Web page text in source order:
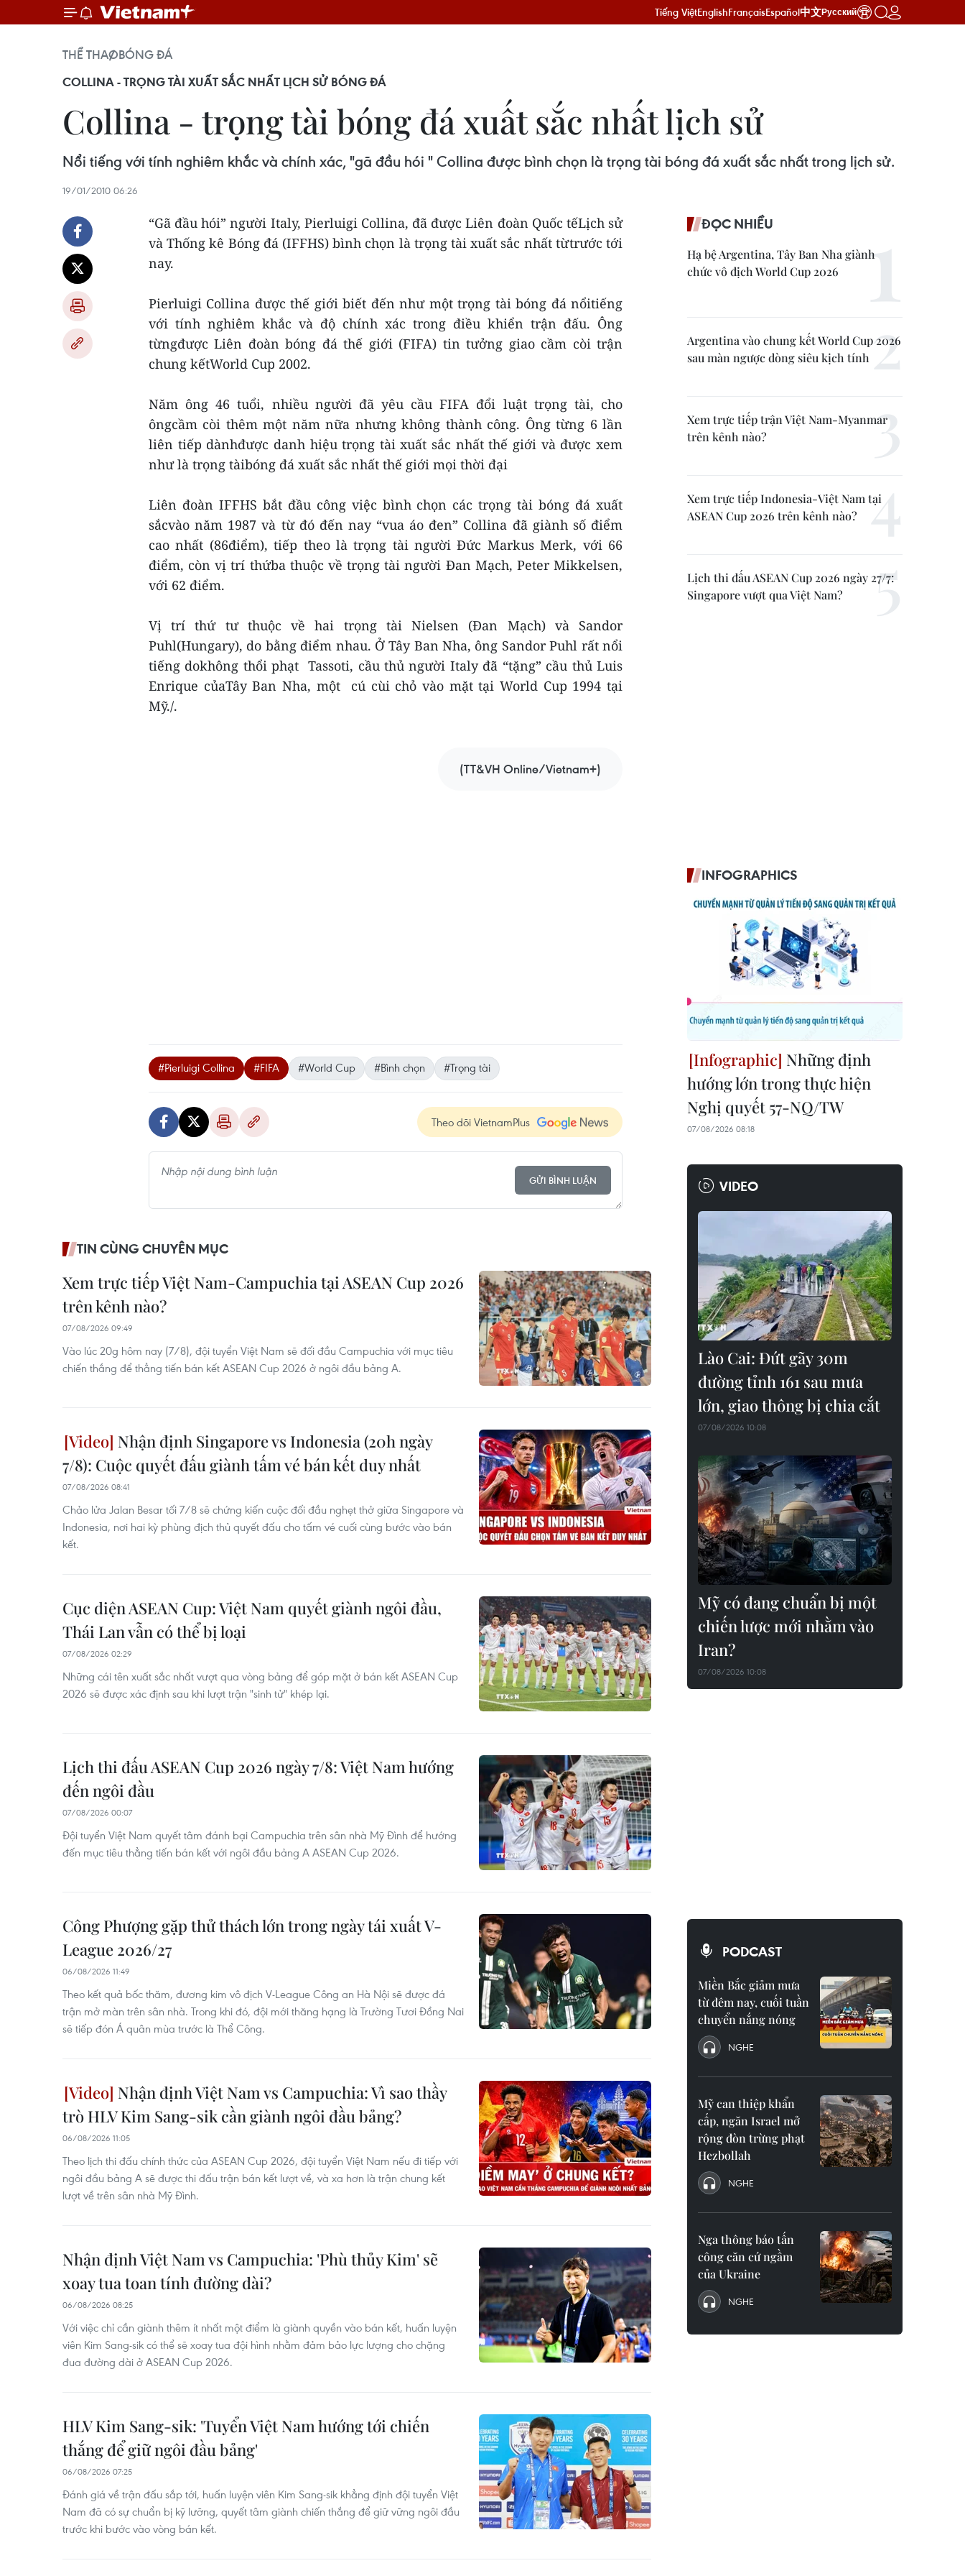
Tiếng ViệtEnglishFrançaisEspañol中文Русский
THỂ THAOBÓNG ĐÁ
COLLINA - TRỌNG TÀI XUẤT SẮC NHẤT LỊCH SỬ BÓNG ĐÁ
Collina - trọng tài bóng đá xuất sắc nhất lịch sử
Nổi tiếng với tính nghiêm khắc và chính xác, "gã đầu hói " Collina được bình chọn là trọng tài bóng đá xuất sắc nhất trong lịch sử.
19/01/2010 06:26
“Gã đầu hói” người Italy, Pierluigi Collina, đã được Liên đoàn Quốc tếLịch sử
và Thống kê Bóng đá (IFFHS) bình chọn là trọng tài xuất sắc nhất từtrước tới
nay.
Pierluigi Collina được thế giới biết đến như một trọng tài bóng đá nổitiếng
với tính nghiêm khắc và độ chính xác trong điều khiển trận đấu. Ông
từngđược Liên đoàn bóng đá thế giới (FIFA) tin tưởng giao cầm còi trận
chung kếtWorld Cup 2002.
Năm ông 46 tuổi, nhiều người đã yêu cầu FIFA đổi luật trọng tài, cho
ôngcầm còi thêm một năm nữa nhưng không thành công. Ông từng 6 lần
liên tiếp dànhđược danh hiệu trọng tài xuất sắc nhất thế giới và được xem
như là trọng tàibóng đá xuất sắc nhất thế giới mọi thời đại
Liên đoàn IFFHS bắt đầu công việc bình chọn các trọng tài bóng đá xuất
sắcvào năm 1987 và từ đó đến nay “vua áo đen” Collina đã giành số điểm
cao nhất (86điểm), tiếp theo là trọng tài người Đức Markus Merk, với 66
điểm, còn vị trí thứba thuộc về trọng tài người Đan Mạch, Peter Mikkelsen,
với 62 điểm.
Vị trí thứ tư thuộc về hai trọng tài Nielsen (Đan Mạch) và Sandor
Puhl(Hungary), do bằng điểm nhau. Ở Tây Ban Nha, ông Sandor Puhl rất nổi
tiếng dokhông thổi phạt Tassoti, cầu thủ người Italy đã “tặng” cầu thủ Luis
Enrique củaTây Ban Nha, một cú cùi chỏ vào mặt tại World Cup 1994 tại
Mỹ./.
(TT&VH Online/Vietnam+)
#Pierluigi Collina #FIFA #World Cup #Bình chọn #Trọng tài
Theo dõi VietnamPlus
GỬI BÌNH LUẬN
TIN CÙNG CHUYÊN MỤC
Xem trực tiếp Việt Nam-Campuchia tại ASEAN Cup 2026
trên kênh nào?
07/08/2026 09:49
Vào lúc 20g hôm nay (7/8), đội tuyển Việt Nam sẽ đối đầu Campuchia với mục tiêu
chiến thắng để thẳng tiến bán kết ASEAN Cup 2026 ở ngôi đầu bảng A.
Nhận định Singapore vs Indonesia (20h ngày
7/8): Cuộc quyết đấu giành tấm vé bán kết duy nhất
07/08/2026 08:41
Chảo lửa Jalan Besar tối 7/8 sẽ chứng kiến cuộc đối đầu nghẹt thở giữa Singapore và
Indonesia, nơi hai kỳ phùng địch thủ quyết đấu cho tấm vé cuối cùng bước vào bán
kết.
Cục diện ASEAN Cup: Việt Nam quyết giành ngôi đầu,
Thái Lan vẫn có thể bị loại
07/08/2026 02:29
Những cái tên xuất sắc nhất vượt qua vòng bảng để góp mặt ở bán kết ASEAN Cup
2026 sẽ được xác định sau khi lượt trận "sinh tử" khép lại.
Lịch thi đấu ASEAN Cup 2026 ngày 7/8: Việt Nam hướng
đến ngôi đầu
07/08/2026 00:07
Đội tuyển Việt Nam quyết tâm đánh bại Campuchia trên sân nhà Mỹ Đình để hướng
đến mục tiêu thẳng tiến bán kết với ngôi đầu bảng A ASEAN Cup 2026.
Công Phượng gặp thử thách lớn trong ngày tái xuất V-
League 2026/27
06/08/2026 11:49
Theo kết quả bốc thăm, đương kim vô địch V-League Công an Hà Nội sẽ được đá
trận mở màn trên sân nhà. Trong khi đó, đội mới thăng hạng là Trường Tươi Đồng Nai
sẽ tiếp đón Á quân mùa trước là Thể Công.
Nhận định Việt Nam vs Campuchia: Vì sao thầy
trò HLV Kim Sang-sik cần giành ngôi đầu bảng?
06/08/2026 11:05
Theo lịch thi đấu chính thức của ASEAN Cup 2026, đội tuyển Việt Nam nếu đi tiếp với
ngôi đầu bảng A sẽ được thi đấu trận bán kết lượt về, và xa hơn là trận chung kết
lượt về trên sân nhà Mỹ Đình.
Nhận định Việt Nam vs Campuchia: 'Phù thủy Kim' sẽ
xoay tua toan tính đường dài?
06/08/2026 08:25
Với việc chỉ cần giành thêm ít nhất một điểm là giành quyền vào bán kết, huấn luyện
viên Kim Sang-sik có thể sẽ xoay tua đội hình nhằm đảm bảo lực lượng cho chặng
đua đường dài ở ASEAN Cup 2026.
HLV Kim Sang-sik: 'Tuyển Việt Nam hướng tới chiến
thắng để giữ ngôi đầu bảng'
06/08/2026 07:25
Đánh giá về trận đấu sắp tới, huấn luyện viên Kim Sang-sik khẳng định đội tuyển Việt
Nam đã có sự chuẩn bị kỹ lưỡng, quyết tâm giành chiến thắng để giữ vững ngôi đầu
trước khi bước vào vòng bán kết.
ĐỌC NHIỀU
Hạ bệ Argentina, Tây Ban Nha giành
chức vô địch World Cup 2026
Argentina vào chung kết World Cup 2026
sau màn ngược dòng siêu kịch tính
Xem trực tiếp trận Việt Nam-Myanmar
trên kênh nào?
Xem trực tiếp Indonesia-Việt Nam tại
ASEAN Cup 2026 trên kênh nào?
Lịch thi đấu ASEAN Cup 2026 ngày 27/7:
Singapore vượt qua Việt Nam?
INFOGRAPHICS
Những định
hướng lớn trong thực hiện
Nghị quyết 57-NQ/TW
07/08/2026 08:18
VIDEO
Lào Cai: Đứt gãy 30m
đường tỉnh 161 sau mưa
lớn, giao thông bị chia cắt
07/08/2026 10:08
Mỹ có đang chuẩn bị một
chiến lược mới nhằm vào
Iran?
07/08/2026 10:08
PODCAST
Miền Bắc giảm mưa
từ đêm nay, cuối tuần
chuyển nắng nóng
NGHE
Mỹ can thiệp khẩn
cấp, ngăn Israel mở
rộng đòn trừng phạt
Hezbollah
NGHE
Nga thông báo tấn
công căn cứ ngầm
của Ukraine
NGHE